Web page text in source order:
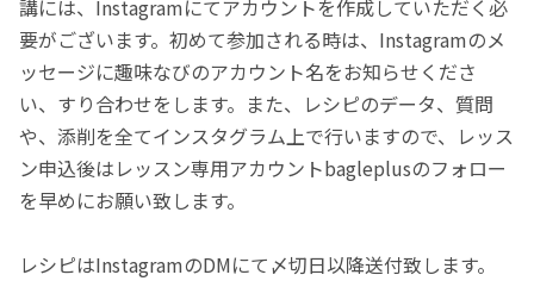
講には、Instagramにてアカウントを作成していただく必
要がございます。初めて参加される時は、Instagramのメ
ッセージに趣味なびのアカウント名をお知らせくださ
い、すり合わせをします。また、レシピのデータ、質問
や、添削を全てインスタグラム上で行いますので、レッス
ン申込後はレッスン専用アカウントbagleplusのフォロー
を早めにお願い致します。
レシピはInstagramのDMにて〆切日以降送付致します。